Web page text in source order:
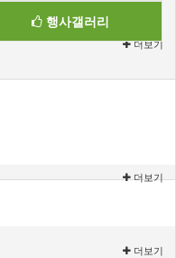
행사갤러리
더보기
더보기
더보기